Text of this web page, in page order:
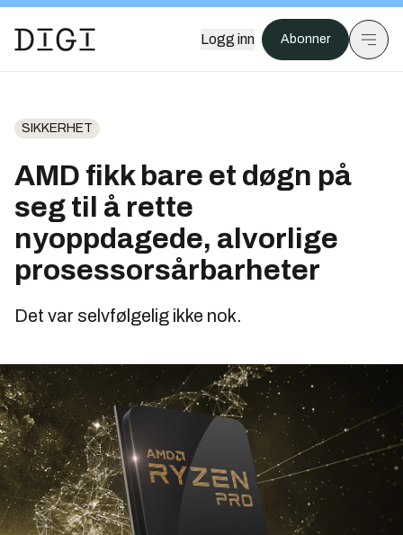
Logg inn Abonner
SIKKERHET
AMD fikk bare et døgn på
seg til å rette
nyoppdagede, alvorlige
prosessorsårbarheter
Det var selvfølgelig ikke nok.